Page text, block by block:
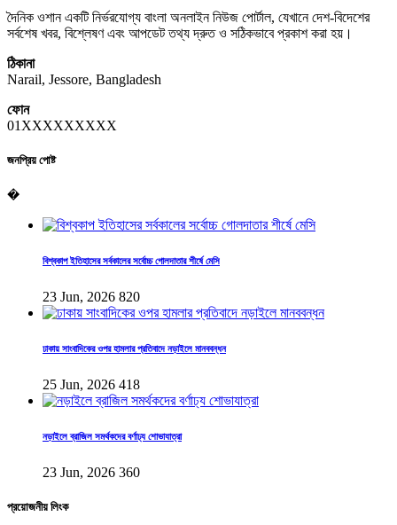
দৈনিক ওশান একটি নির্ভরযোগ্য বাংলা অনলাইন নিউজ পোর্টাল, যেখানে দেশ-বিদেশের
সর্বশেষ খবর, বিশ্লেষণ এবং আপডেট তথ্য দ্রুত ও সঠিকভাবে প্রকাশ করা হয়।
ঠিকানা
Narail, Jessore, Bangladesh
ফোন
01XXXXXXXXX
জনপ্রিয় পোষ্ট
�
বিশ্বকাপ ইতিহাসের সর্বকালের সর্বোচ্চ গোলদাতার শীর্ষে মেসি
23 Jun, 2026 820
ঢাকায় সাংবাদিকের ওপর হামলার প্রতিবাদে নড়াইলে মানববন্ধন
25 Jun, 2026 418
নড়াইলে ব্রাজিল সমর্থকদের বর্ণাঢ্য শোভাযাত্রা
23 Jun, 2026 360
প্রয়োজনীয় লিংক